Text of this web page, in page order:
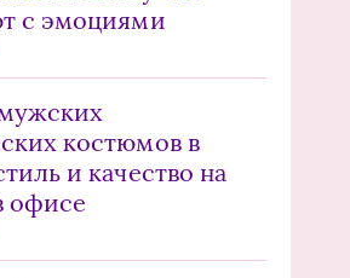
с эмоциями
костюмов в
и качество на
офисе